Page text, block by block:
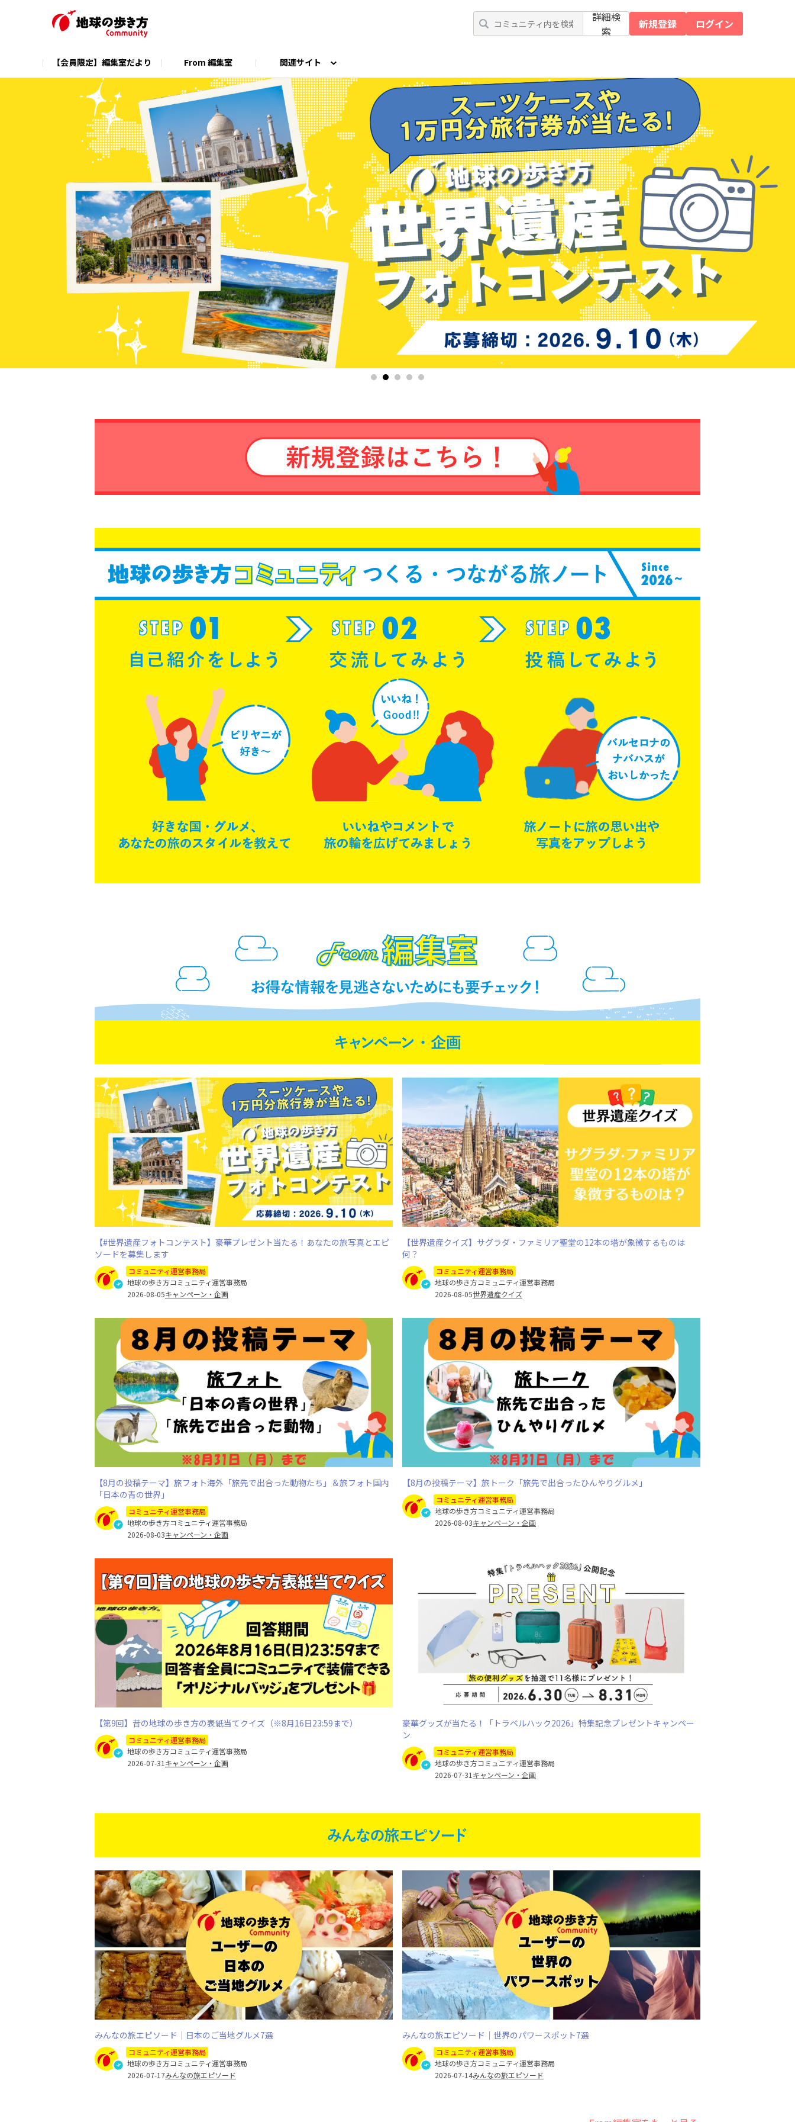
詳細検
索
新規登録 ログイン
【会員限定】編集室だより From 編集室 関連サイト
公式ホームページ 公式Instagram 公式X（旧Twitter） 公式Podcast
【#世界遺産フォトコンテスト】豪華プレゼント当たる！あなたの旅写真とエピ
ソードを募集します
コミュニティ運営事務局
地球の歩き方コミュニティ運営事務局
2026-08-05キャンペーン・企画
【世界遺産クイズ】サグラダ・ファミリア聖堂の12本の塔が象徴するものは
何？
コミュニティ運営事務局
地球の歩き方コミュニティ運営事務局
2026-08-05世界遺産クイズ
【8月の投稿テーマ】旅フォト海外「旅先で出合った動物たち」＆旅フォト国内
「日本の青の世界」
コミュニティ運営事務局
地球の歩き方コミュニティ運営事務局
2026-08-03キャンペーン・企画
【8月の投稿テーマ】旅トーク「旅先で出合ったひんやりグルメ」
コミュニティ運営事務局
地球の歩き方コミュニティ運営事務局
2026-08-03キャンペーン・企画
【第9回】昔の地球の歩き方の表紙当てクイズ（※8月16日23:59まで）
コミュニティ運営事務局
地球の歩き方コミュニティ運営事務局
2026-07-31 キャンペーン・企画
豪華グッズが当たる！「トラベルハック2026」特集記念プレゼントキャンペー
ン
コミュニティ運営事務局
地球の歩き方コミュニティ運営事務局
2026-07-31 キャンペーン・企画
みんなの旅エピソード｜日本のご当地グルメ7選
コミュニティ運営事務局
地球の歩き方コミュニティ運営事務局
2026-07-17みんなの旅エピソード
みんなの旅エピソード｜世界のパワースポット7選
コミュニティ運営事務局
地球の歩き方コミュニティ運営事務局
2026-07-14みんなの旅エピソード